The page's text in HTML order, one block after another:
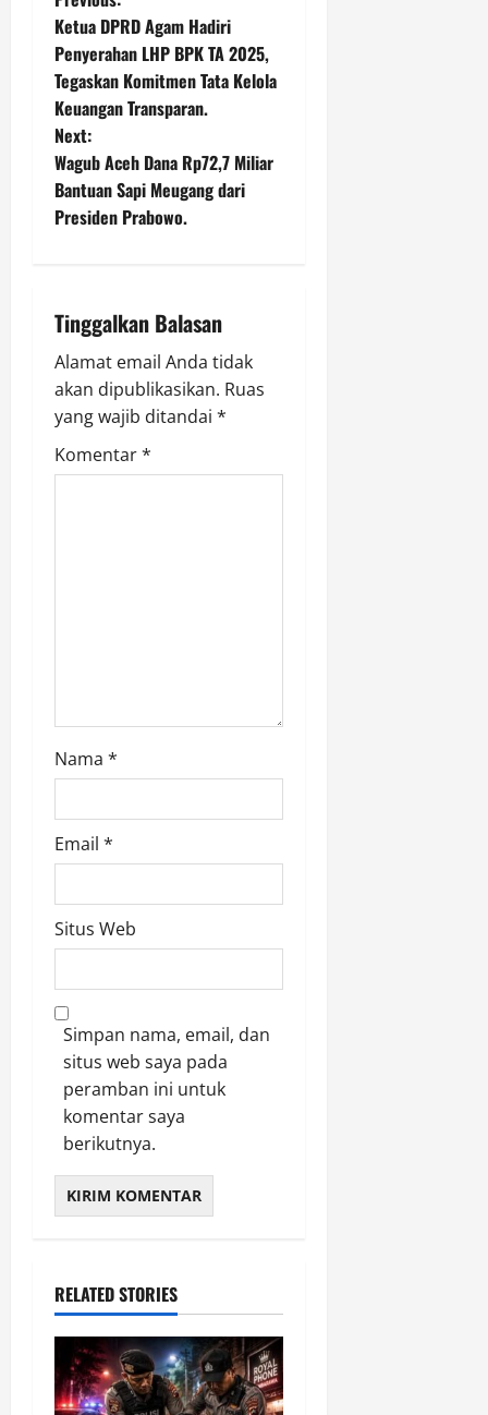
o
s
t
n
a
i
g
a
t
Ketua DPRD Agam Hadiri
Penyerahan LHP BPK TA 2025,
Tegaskan Komitmen Tata Kelola
Keuangan Transparan.
Next:
Wagub Aceh Dana Rp72,7 Miliar
Bantuan Sapi Meugang dari
Presiden Prabowo.
Tinggalkan Balasan
Alamat email Anda tidak
akan dipublikasikan. Ruas
yang wajib ditandai *
Komentar*
Nama *
Email *
Situs Web
Simpan nama, email, dan
situs web saya pada
peramban ini untuk
komentar saya
berikutnya.
RELATED STORIES